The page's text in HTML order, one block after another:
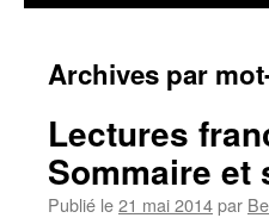
Archives par
Lectures
Sommaire et
Publié le21 mai 2014par